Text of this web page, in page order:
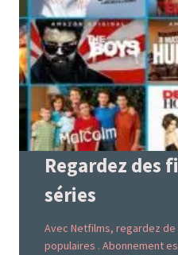
Regardez des
séries
Avec Netfilms, regardez
populaires . Abonnement